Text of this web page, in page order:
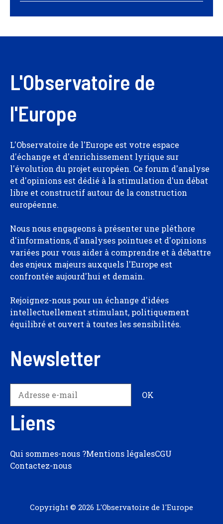
L'Observatoire de
l'Europe
L'Observatoire de l'Europe est votre espace
d'échange et d'enrichissement lyrique sur
l'évolution du projet européen. Ce forum d'analyse
et d'opinions est dédié à la stimulation d'un débat
libre et constructif autour de la construction
européenne.
Nous nous engageons à présenter une pléthore
d'informations, d'analyses pointues et d'opinions
variées pour vous aider à comprendre et à débattre
des enjeux majeurs auxquels l'Europe est
confrontée aujourd'hui et demain.
Rejoignez-nous pour un échange d'idées
intellectuellement stimulant, politiquement
équilibré et ouvert à toutes les sensibilités.
Newsletter
Liens
Qui sommes-nous ?Mentions légalesCGU
Contactez-nous
Copyright © 2026 L'Observatoire de l'Europe